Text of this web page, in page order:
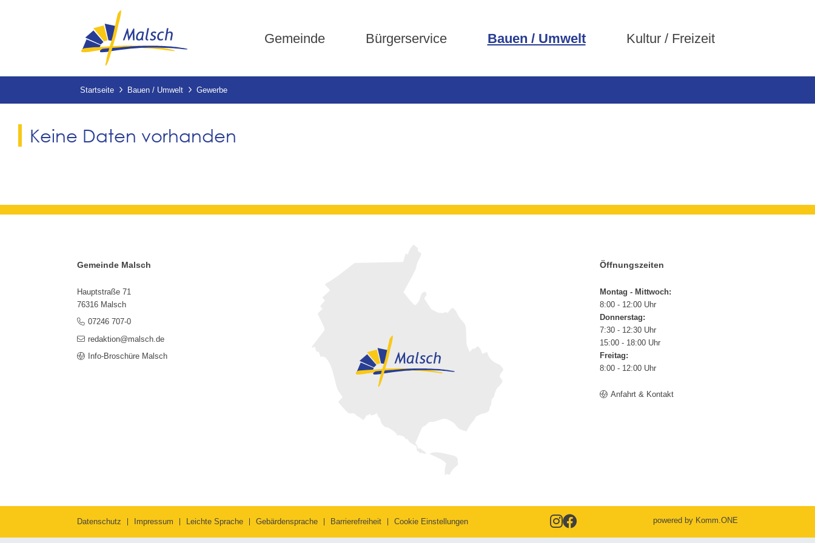
Gemeinde Bürgerservice Bauen / Umwelt Kultur / Freizeit
Startseite Bauen / Umwelt Gewerbe
Keine Daten vorhanden
Gemeinde Malsch
Hauptstraße 71
76316 Malsch
07246 707-0
redaktion@malsch.de
Info-Broschüre Malsch
Öffnungszeiten
Montag - Mittwoch:
8:00 - 12:00 Uhr
Donnerstag:
7:30 - 12:30 Uhr
15:00 - 18:00 Uhr
Freitag:
8:00 - 12:00 Uhr
Anfahrt & Kontakt
Datenschutz Impressum Leichte Sprache Gebärdensprache Barrierefreiheit Cookie Einstellungen powered by Komm.ONE